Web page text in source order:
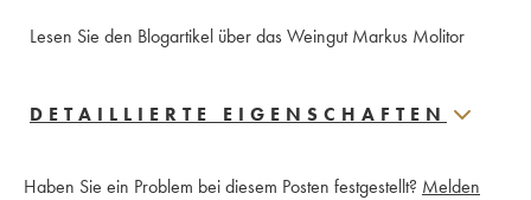
Lesen Sie den Blogartikel über das Weingut Markus Molitor
DETAILLIERTE EIGENSCHAFTEN
Haben Sie ein Problem bei diesem Posten festgestellt? Melden